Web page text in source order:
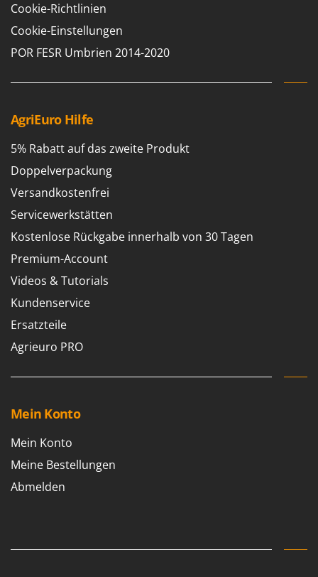
Cookie-Richtlinien
Cookie-Einstellungen
POR FESR Umbrien 2014-2020
AgriEuro Hilfe
5% Rabatt auf das zweite Produkt
Doppelverpackung
Versandkostenfrei
Servicewerkstätten
Kostenlose Rückgabe innerhalb von 30 Tagen
Premium-Account
Videos & Tutorials
Kundenservice
Ersatzteile
Agrieuro PRO
Mein Konto
Mein Konto
Meine Bestellungen
Abmelden